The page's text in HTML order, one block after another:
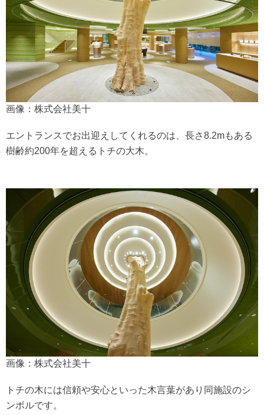
画像：株式会社美十
エントランスでお出迎えしてくれるのは、長さ8.2mもある
樹齢約200年を超えるトチの大木。
画像：株式会社美十
トチの木には信頼や安心といった木言葉があり同施設のシ
ンボルです。